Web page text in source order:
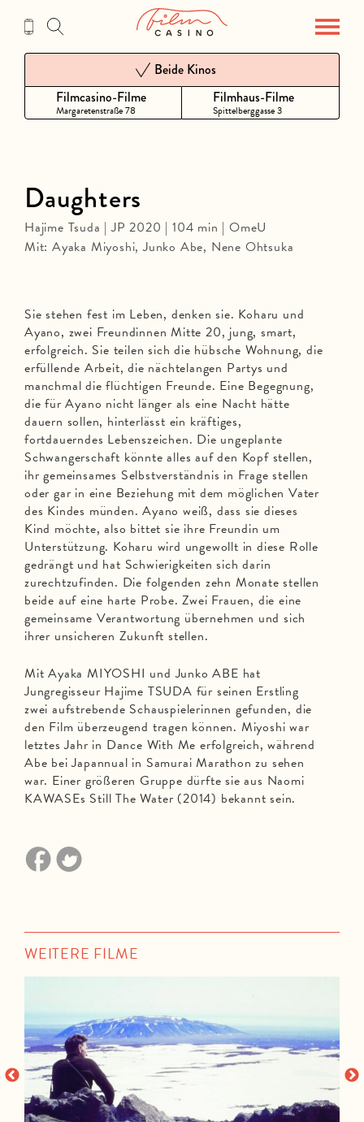
Inhalt
Filmcasino-Filme
Margaretenstraße 78
Beide Kinos
Filmhaus-Filme
Spittelberggasse 3
Sie stehen fest im Leben, denken sie. Koharu und
Ayano, zwei Freundinnen Mitte 20, jung, smart,
erfolgreich. Sie teilen sich die hübsche Wohnung, die
erfüllende Arbeit, die nächtelangen Partys und
manchmal die flüchtigen Freunde. Eine Begegnung,
die für Ayano nicht länger als eine Nacht hätte
dauern sollen, hinterlässt ein kräftiges,
fortdauerndes Lebenszeichen. Die ungeplante
Schwangerschaft könnte alles auf den Kopf stellen,
ihr gemeinsames Selbstverständnis in Frage stellen
oder gar in eine Beziehung mit dem möglichen Vater
des Kindes münden. Ayano weiß, dass sie dieses
Kind möchte, also bittet sie ihre Freundin um
Unterstützung. Koharu wird ungewollt in diese Rolle
gedrängt und hat Schwierigkeiten sich darin
zurechtzufinden. Die folgenden zehn Monate stellen
beide auf eine harte Probe. Zwei Frauen, die eine
gemeinsame Verantwortung übernehmen und sich
ihrer unsicheren Zukunft stellen.
Mit Ayaka MIYOSHI und Junko ABE hat
Jungregisseur Hajime TSUDA für seinen Erstling
zwei aufstrebende Schauspielerinnen gefunden, die
den Film überzeugend tragen können. Miyoshi war
letztes Jahr in Dance With Me erfolgreich, während
Abe bei Japannual in Samurai Marathon zu sehen
war. Einer größeren Gruppe dürfte sie aus Naomi
KAWASEs Still The Water (2014) bekannt sein.
Daughters
Hajime Tsuda | JP 2020 | 104 min | OmeU
Mit: Ayaka Miyoshi, Junko Abe, Nene Ohtsuka
WEITERE FILME